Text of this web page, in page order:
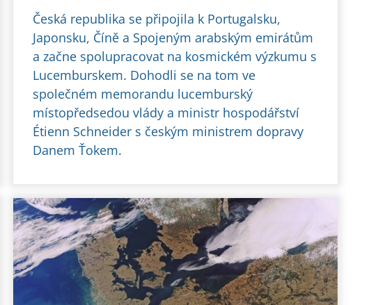
Česká republika se připojila k Portugalsku,
Japonsku, Číně a Spojeným arabským emirátům
a začne spolupracovat na kosmickém výzkumu s
Lucemburskem. Dohodli se na tom ve
společném memorandu lucemburský
místopředsedou vlády a ministr hospodářství
Étienn Schneider s českým ministrem dopravy
Danem Ťokem.